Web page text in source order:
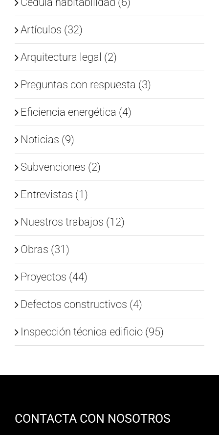
Artículos (32)
Arquitectura legal (2)
Preguntas con respuesta (3)
Eficiencia energética (4)
Noticias (9)
Subvenciones (2)
Entrevistas (1)
Nuestros trabajos (12)
Obras (31)
Proyectos (44)
Defectos constructivos (4)
Inspección técnica edificio (95)
CONTACTA CON NOSOTROS